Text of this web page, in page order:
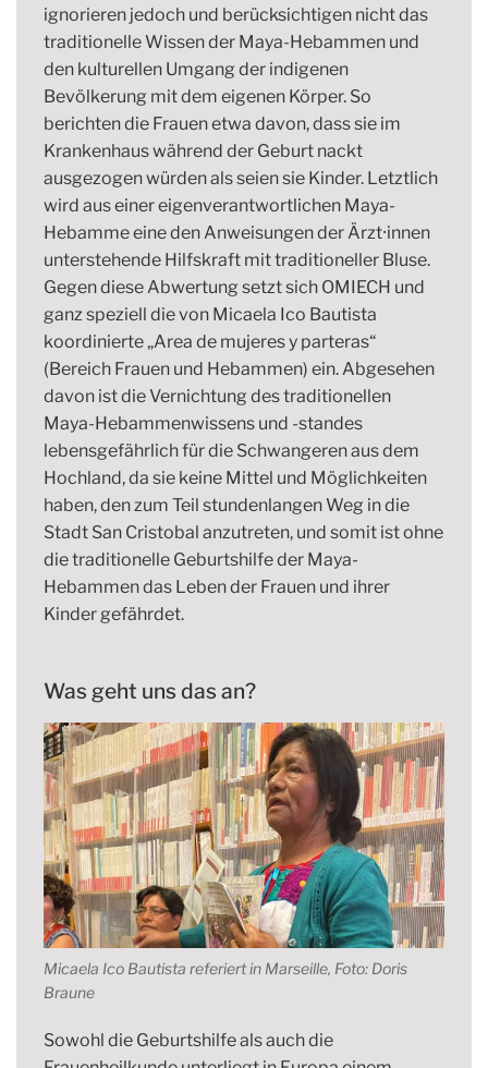
ignorieren jedoch und berücksichtigen nicht das
traditionelle Wissen der Maya-Hebammen und
den kulturellen Umgang der indigenen
Bevölkerung mit dem eigenen Körper. So
berichten die Frauen etwa davon, dass sie im
Krankenhaus während der Geburt nackt
ausgezogen würden als seien sie Kinder. Letztlich
wird aus einer eigenverantwortlichen Maya-
Hebamme eine den Anweisungen der Ärzt⸱innen
unterstehende Hilfskraft mit traditioneller Bluse.
Gegen diese Abwertung setzt sich OMIECH und
ganz speziell die von Micaela Ico Bautista
koordinierte „Area de mujeres y parteras“
(Bereich Frauen und Hebammen) ein. Abgesehen
davon ist die Vernichtung des traditionellen
Maya-Hebammenwissens und -standes
lebensgefährlich für die Schwangeren aus dem
Hochland, da sie keine Mittel und Möglichkeiten
haben, den zum Teil stundenlangen Weg in die
Stadt San Cristobal anzutreten, und somit ist ohne
die traditionelle Geburtshilfe der Maya-
Hebammen das Leben der Frauen und ihrer
Kinder gefährdet.
Was geht uns das an?
Micaela Ico Bautista referiert in Marseille, Foto: Doris
Braune
Sowohl die Geburtshilfe als auch die